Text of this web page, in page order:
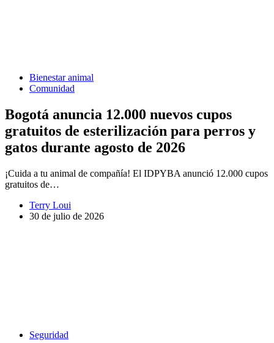
Bienestar animal
Comunidad
Bogotá anuncia 12.000 nuevos cupos
gratuitos de esterilización para perros y
gatos durante agosto de 2026
¡Cuida a tu animal de compañía! El IDPYBA anunció 12.000 cupos
gratuitos de…
Terry Loui
30 de julio de 2026
Seguridad